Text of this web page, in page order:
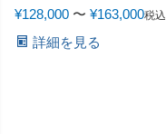
¥128,000 〜 ¥163,000税込
詳細を見る